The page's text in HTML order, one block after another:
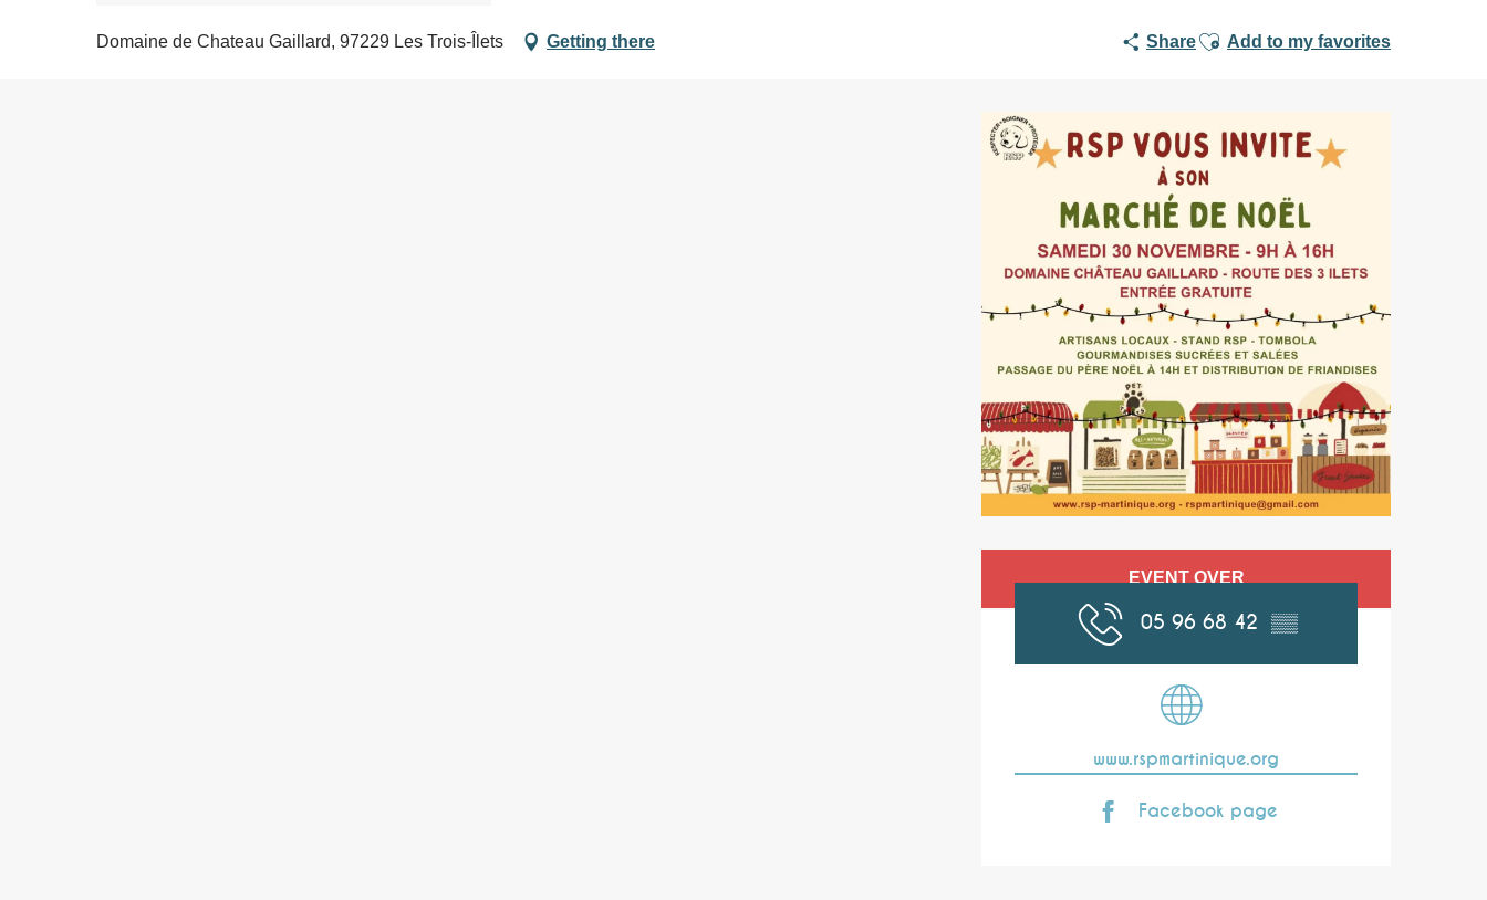
Domaine de Chateau Gaillard, 97229 Les Trois-Îlets Getting there ShareAjouter aux favoris
Add to my favorites
Opening hours &
EVENT OVER
05 96 68 42 ▒▒
www.rspmartinique.org
Facebook page